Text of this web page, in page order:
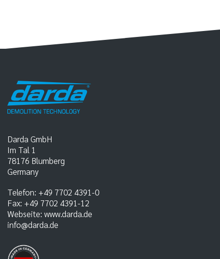
Darda GmbH
Im Tal 1
78176 Blumberg
Germany
Telefon: +49 7702 4391-0
Fax: +49 7702 4391-12
Webseite: www.darda.de
info@darda.de